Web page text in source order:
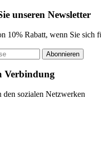
unseren Newsletter
10% Rabatt, wenn Sie sich
Abonnieren
Verbindung
den sozialen Netzwerken